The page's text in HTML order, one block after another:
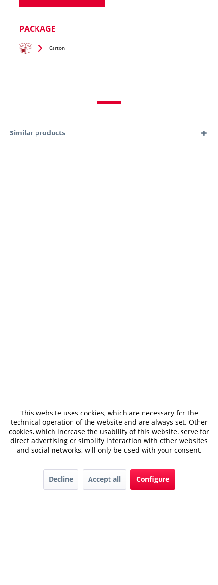
PACKAGE
Carton
Similar products
This website uses cookies, which are necessary for the
technical operation of the website and are always set. Other
cookies, which increase the usability of this website, serve for
direct advertising or simplify interaction with other websites
and social networks, will only be used with your consent.
Decline Accept all Configure